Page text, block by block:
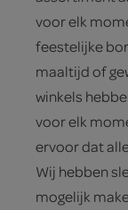
voor elk
feestelijke
maaltijd of
winkels
voor elk
ervoor dat
Wij hebben
mogelijk